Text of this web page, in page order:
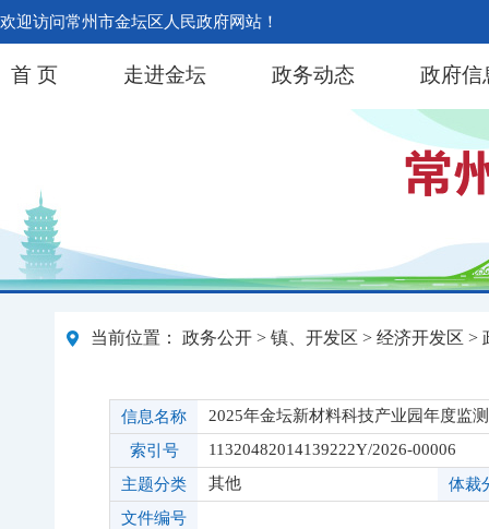
欢迎访问常州市金坛区人民政府网站！
首 页 走进金坛 政务动态 政府信
当前位置： 政务公开 > 镇、开发区 > 经济开发区 >
信息名称
2025年金坛新材料科技产业园年度监
索引号
11320482014139222Y/2026-00006
主题分类
其他
体裁
文件编号